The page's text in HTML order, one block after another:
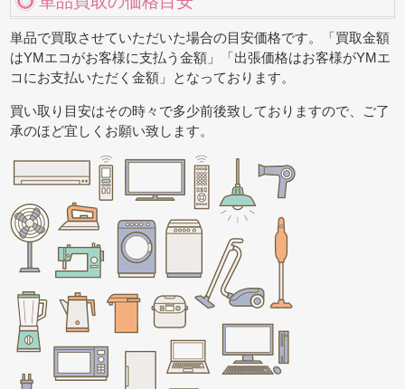
単品で買取させていただいた場合の目安価格です。「買取金額
はYMエコがお客様に支払う金額」「出張価格はお客様がYMエ
コにお支払いただく金額」となっております。
買い取り目安はその時々で多少前後致しておりますので、ご了
承のほど宜しくお願い致します。